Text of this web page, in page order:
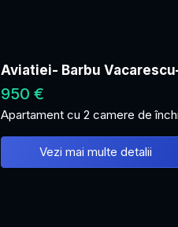
Aviatiei- Barbu
950 €
Apartament cu 2 camere de
Vezi mai multe detalii